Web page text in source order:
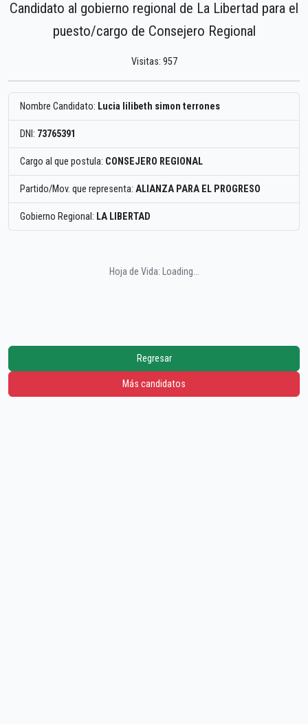
Candidato al gobierno regional de La Libertad para el
puesto/cargo de Consejero Regional
Visitas: 957
Nombre Candidato: Lucia lilibeth simon terrones
DNI: 73765391
Cargo al que postula: CONSEJERO REGIONAL
Partido/Mov. que representa: ALIANZA PARA EL PROGRESO
Gobierno Regional: LA LIBERTAD
Hoja de Vida: Loading...
Regresar
Más candidatos